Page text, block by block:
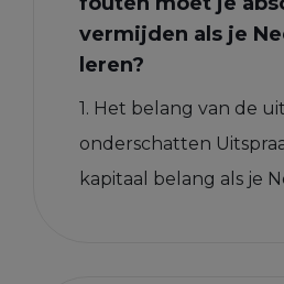
vermijden als je
leren?
1. Het belang van de
onderschatten
kapitaal belang als je